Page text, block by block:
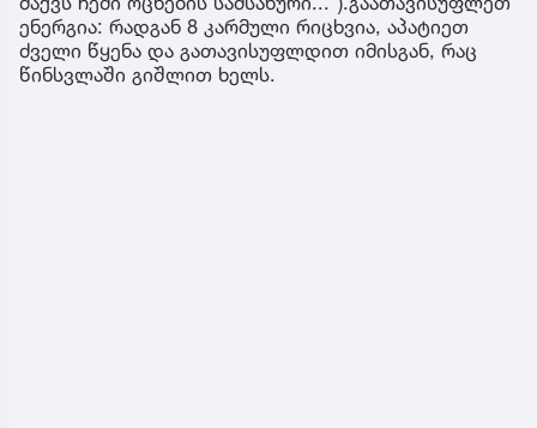
ენერგია: რადგან 8 კარმული რიცხვია, აპატიეთ
ძველი წყენა და გათავისუფლდით იმისგან, რაც
წინსვლაში გიშლით ხელს.